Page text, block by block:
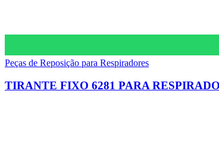
Peças de Reposição para Respiradores
TIRANTE FIXO 6281 PARA